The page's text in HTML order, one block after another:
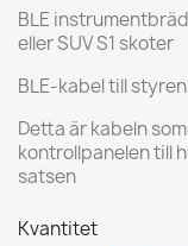
BLE
eller SUV S1 skoter
BLE-kabel till
Detta är kabeln
kontrollpanelen till
satsen
Kvantitet